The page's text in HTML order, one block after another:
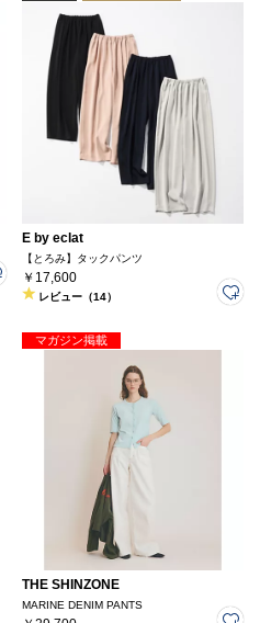
E by eclat
【とろみ】タックパンツ
￥17,600
レビュー（14）
マガジン掲載
THE SHINZONE
MARINE DENIM PANTS